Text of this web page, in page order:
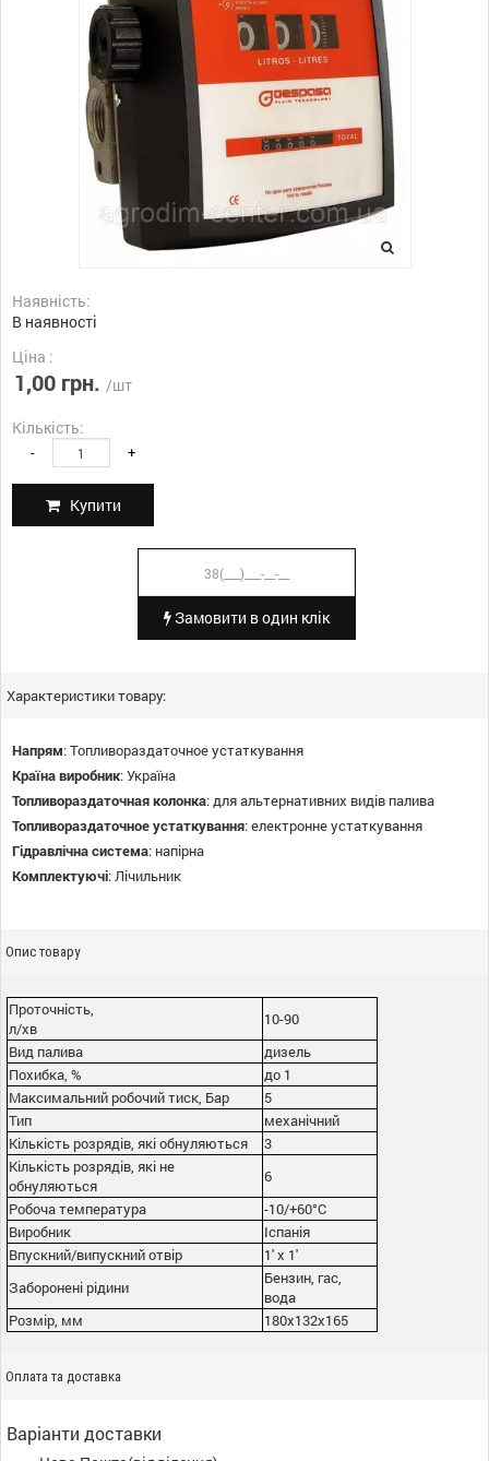
Наявність:
В наявності
Ціна :
1,00 грн. /шт
Кількість:
- +
Купити
Замовити в один клік
Характеристики товару:
Напрям:Топливораздаточное устаткування
Країна виробник:Україна
Топливораздаточная колонка:для альтернативних видів палива
Топливораздаточное устаткування:електронне устаткування
Гідравлічна система: напірна
Комплектуючі:Лічильник
Опис товару
Проточність,
л/хв
10-90
Вид палива
дизель
Похибка, %
до 1
Максимальний робочий тиск, Бар
5
Тип
механічний
Кількість розрядів, які обнуляються
3
Кількість розрядів, які не
обнуляються
6
Робоча температура
-10/+60°С
Виробник
Іспанія
Впускний/випускний отвір
1' x 1'
Заборонені рідини
Бензин, гас,
вода
Розмір, мм
180x132x165
Оплата та доставка
Варіанти доставки